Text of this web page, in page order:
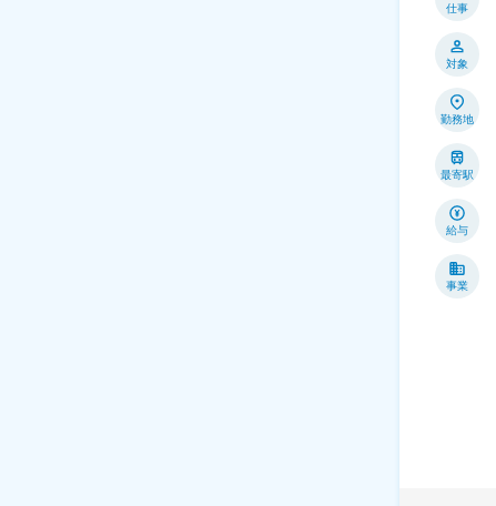
仕事
対象
勤務地
最寄駅
給与
事業